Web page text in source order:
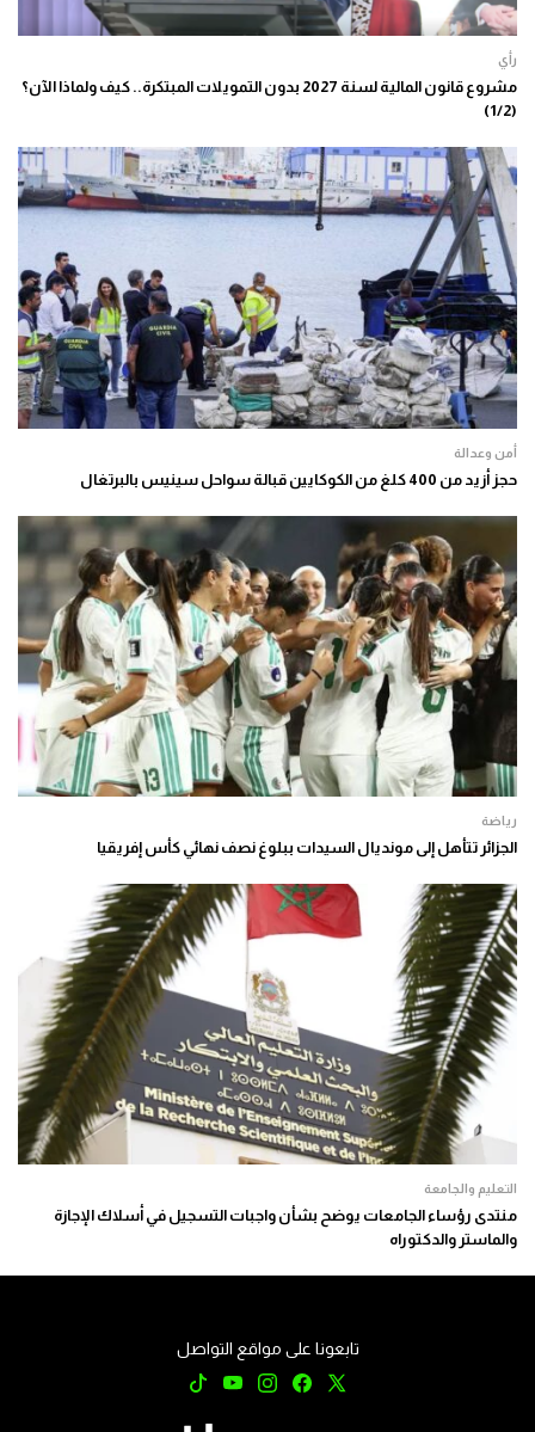
رأي
مشروع قانون المالية لسنة 2027 بدون التمويلات المبتكرة.. كيف ولماذا الآن؟
(1/2)
أمن وعدالة
حجز أزيد من 400 كلغ من الكوكايين قبالة سواحل سينيس بالبرتغال
رياضة
الجزائر تتأهل إلى مونديال السيدات ببلوغ نصف نهائي كأس إفريقيا
التعليم والجامعة
منتدى رؤساء الجامعات يوضح بشأن واجبات التسجيل في أسلاك الإجازة
والماستر والدكتوراه
تابعونا على مواقع التواصل